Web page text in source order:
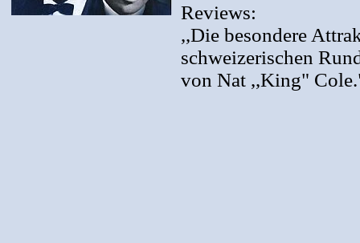
Reviews:
,,Die besondere
schweizerischen
von Nat ,,King"